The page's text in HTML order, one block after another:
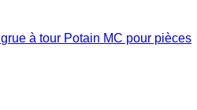
grue à tour Potain MC pour pièces